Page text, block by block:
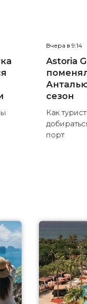
Вчера в 9:14
Astoria
сезон
Как
порт